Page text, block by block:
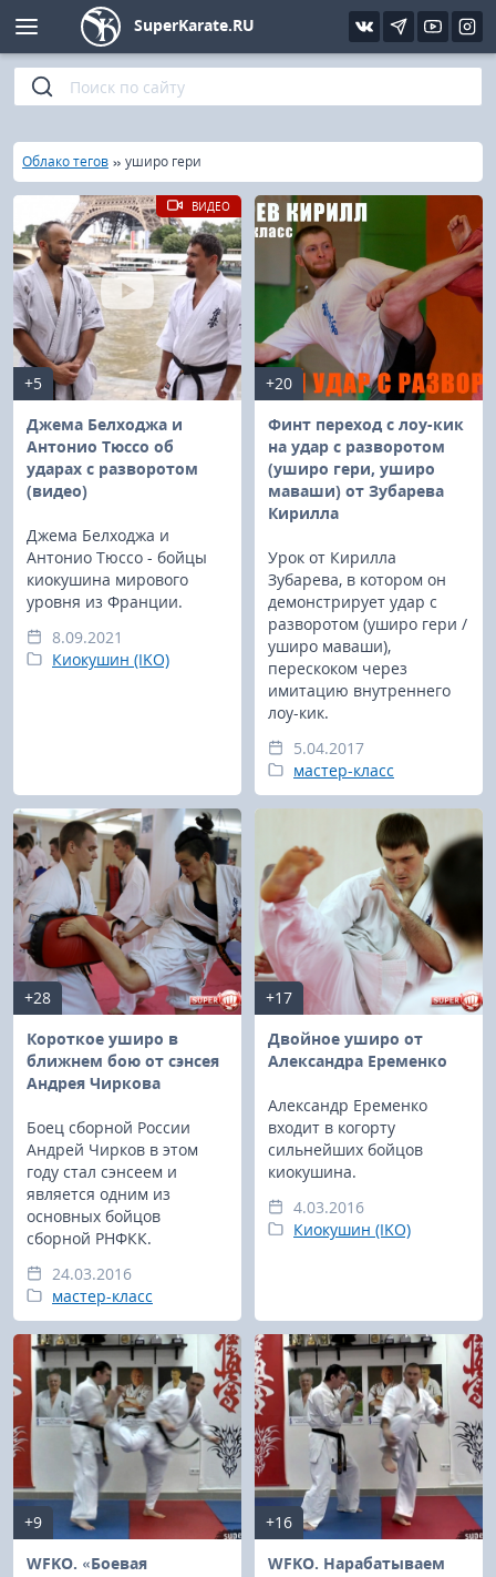
SuperKarate.RU
Главная
»
Облако тегов » уширо гери
+5
Джема Белходжа и
Антонио Тюссо об
ударах с разворотом
(видео)
Джема Белходжа и
Антонио Тюссо - бойцы
киокушина мирового
уровня из Франции.
8.09.2021
Киокушин (IKO)
ВИДЕО
+20
Финт переход с лоу-кик
на удар с разворотом
(уширо гери, уширо
маваши) от Зубарева
Кирилла
Урок от Кирилла
Зубарева, в котором он
демонстрирует удар с
разворотом (уширо гери /
уширо маваши),
перескоком через
имитацию внутреннего
лоу-кик.
5.04.2017
мастер-класс
+28
Короткое уширо в
ближнем бою от сэнсея
Андрея Чиркова
Боец сборной России
Андрей Чирков в этом
году стал сэнсеем и
является одним из
основных бойцов
сборной РНФКК.
24.03.2016
мастер-класс
+17
Двойное уширо от
Александра Еременко
Александр Еременко
входит в когорту
сильнейших бойцов
киокушина.
4.03.2016
Киокушин (IKO)
+9
WFKO. «Боевая
+16
WFKO. Нарабатываем
Киокушинкай
Кёкусин (IFK)
Шинкиокушинкай
Кекусин-кан
Кикбоксинг и K-1
Бокс
UFC и MMA
Муай тай
Фото
Видео
Интервью
Статьи
Уроки каратэ
Файлы
Библиотека